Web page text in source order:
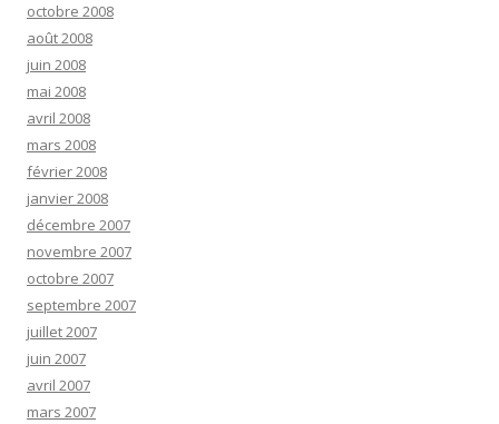
octobre 2008
août 2008
juin 2008
mai 2008
avril 2008
mars 2008
février 2008
janvier 2008
décembre 2007
novembre 2007
octobre 2007
septembre 2007
juillet 2007
juin 2007
avril 2007
mars 2007